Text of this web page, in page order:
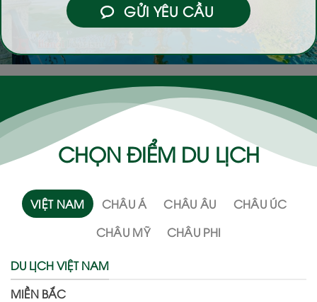
GỬI YÊU CẦU
CHỌN ĐIỂM DU LỊCH
VIỆT NAM CHÂU Á CHÂU ÂU
CHÂU ÚC
CHÂU MỸ
CHÂU PHI
DU LỊCH VIỆT NAM
MIỀN BẮC